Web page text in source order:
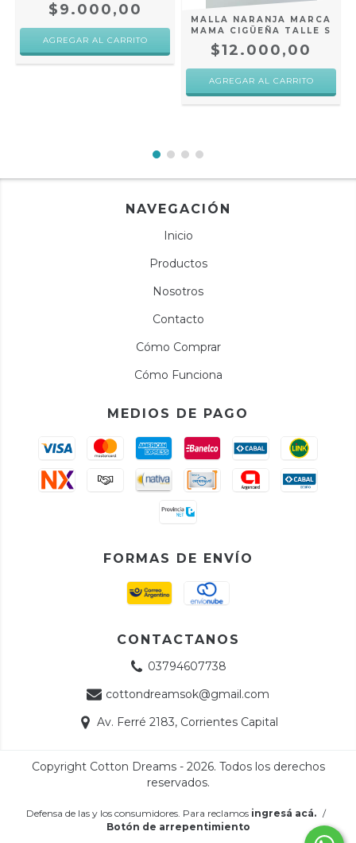
$9.000,00
MALLA NARANJA MARCA
MAMA CIGÜEÑA TALLE S
$12.000,00
NAVEGACIÓN
Inicio
Productos
Nosotros
Contacto
Cómo Comprar
Cómo Funciona
MEDIOS DE PAGO
FORMAS DE ENVÍO
CONTACTANOS
03794607738
cottondreamsok@gmail.com
Av. Ferré 2183, Corrientes Capital
Copyright Cotton Dreams - 2026. Todos los derechos
reservados.
Defensa de las y los consumidores. Para reclamos ingresá acá. /
Botón de arrepentimiento